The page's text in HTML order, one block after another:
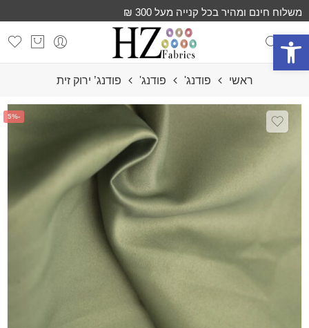
פתח סרגל נגישות
משלוח חינם ומהיר בכל קנייה מעל 300 ₪
ראשי פודנג' פודנג' פודנג’ ירוק זית
-5%